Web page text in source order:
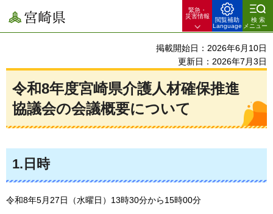
宮崎県
緊急・
災害情報
閲覧補助
Language
検索
メニュー
掲載開始日：2026年6月10日
更新日：2026年7月3日
令和8年度宮崎県介護人材確保推進
協議会の会議概要について
1.日時
令和8年5月27日（水曜日）13時30分から15時00分